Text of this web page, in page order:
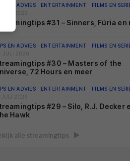
EN ADVIES ENTERTAINMENT
FILMS EN
JULI 2026
#31 – Sinners, Fúria en
EN ADVIES ENTERTAINMENT
FILMS EN
JULI 2026
#30 – Masters of the
72 Hours en meer
EN ADVIES ENTERTAINMENT
FILMS EN
JULI 2026
#29 – Silo, R.J. Decker
Hawk
alle streamingtips